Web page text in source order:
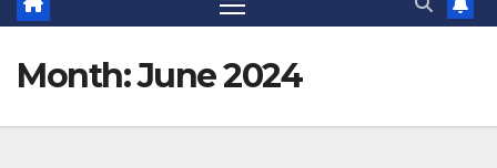
Month:June 2024